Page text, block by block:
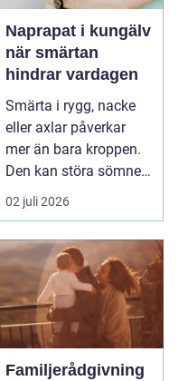
Naprapat i kungälv
när smärtan
hindrar vardagen
Smärta i rygg, nacke
eller axlar påverkar
mer än bara kroppen.
Den kan störa sömnen,
göra det svårt ...
02 juli 2026
Familjerådgivning